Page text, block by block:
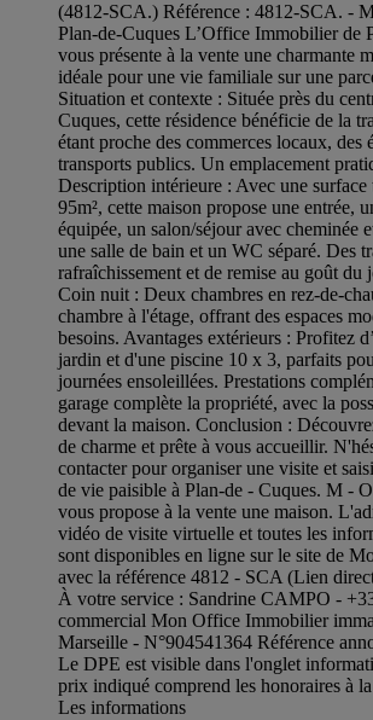
(4812-SCA.) Référence : 4812-SCA. -
Plan-de-Cuques L’Office Immobilier de
vous présente à la vente une charmante
idéale pour une vie familiale sur une
Situation et contexte : Située près du
Cuques, cette résidence bénéficie de la
étant proche des commerces locaux, des
transports publics. Un emplacement
Description intérieure : Avec une surface
95m², cette maison propose une entrée,
équipée, un salon/séjour avec cheminée
une salle de bain et un WC séparé. Des
rafraîchissement et de remise au goût du
Coin nuit : Deux chambres en rez-de-
chambre à l'étage, offrant des espaces
besoins. Avantages extérieurs : Profitez
jardin et d'une piscine 10 x 3, parfaits
journées ensoleillées. Prestations
garage complète la propriété, avec la
devant la maison. Conclusion :
de charme et prête à vous accueillir.
contacter pour organiser une visite et
de vie paisible à Plan-de - Cuques. M -
vous propose à la vente une maison.
vidéo de visite virtuelle et toutes les
sont disponibles en ligne sur le site de
avec la référence 4812 - SCA (Lien
À votre service : Sandrine CAMPO -
commercial Mon Office Immobilier
Marseille - N°904541364 Référence
Le DPE est visible dans l'onglet
prix indiqué comprend les honoraires à
Les informations